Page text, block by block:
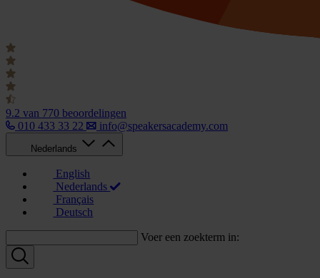
9.2 van 770 beoordelingen
010 433 33 22
info@speakersacademy.com
Nederlands
English
Nederlands
Français
Deutsch
Voer een zoekterm in: